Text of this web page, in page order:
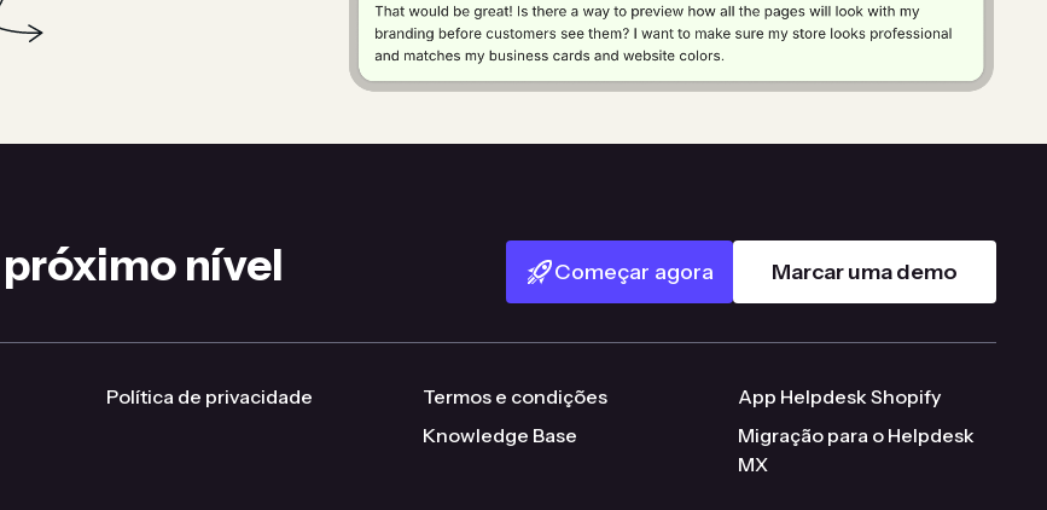
nível Começar agora Marcar uma demo
Política de privacidade
Termos e condições
Knowledge Base
App Helpdesk Shopify
Migração para o Helpdesk
MX